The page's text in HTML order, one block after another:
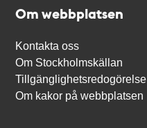
Om webbplatsen
Kontakta oss
Om Stockholmskällan
Tillgänglighetsredogörelse
Om kakor på webbplatsen